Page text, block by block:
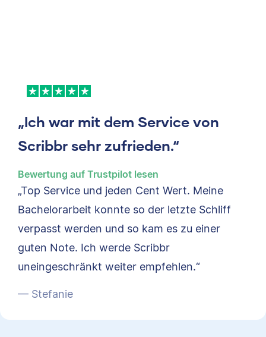
„Ich war mit dem Service von
Scribbr sehr zufrieden.“
Bewertung auf Trustpilot lesen
„Top Service und jeden Cent Wert. Meine
Bachelorarbeit konnte so der letzte Schliff
verpasst werden und so kam es zu einer
guten Note. Ich werde Scribbr
uneingeschränkt weiter empfehlen.“
— Stefanie